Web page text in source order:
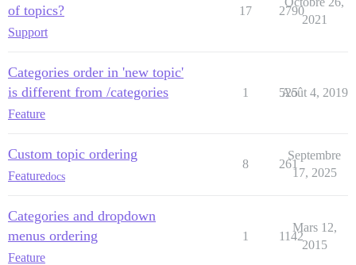
of topics?
Support
17 2790
2021
Categories order in 'new topic'
is different from /categories
Feature
1 525
Août 4, 2019
Custom topic ordering
Featuredocs
8 261
Septembre
17, 2025
Categories and dropdown
menus ordering
Feature
1 1142
Mars 12,
2015